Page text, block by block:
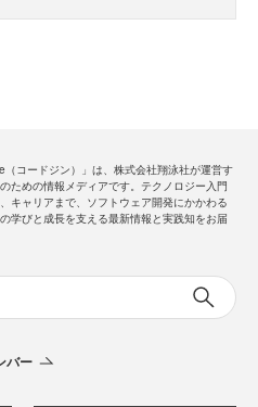
（コードジン）」は、株式会社翔泳社が運営す
ための情報メディアです。テクノロジー入門
キャリアまで、ソフトウェア開発にかかわる
学びと成長を支える最新情報と実践知をお届
バー